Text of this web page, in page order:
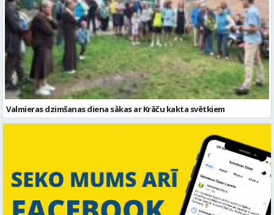
Valmieras dzimšanas diena sākas ar Krāču kakta svētkiem